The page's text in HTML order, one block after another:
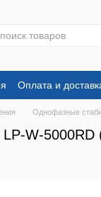
Оплата и
Однофазные
W-5000RD